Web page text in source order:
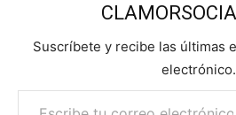
Suscríbete y recibe las últimas
electrónico.
Escribe tu correo electrónico…